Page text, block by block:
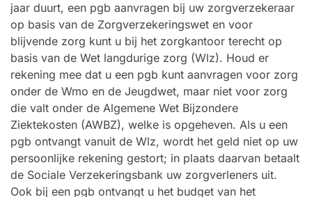
jaar duurt, een pgb aanvragen bij uw zorgverzekeraar
op basis van de Zorgverzekeringswet en voor
blijvende zorg kunt u bij het zorgkantoor terecht op
basis van de Wet langdurige zorg (Wlz). Houd er
rekening mee dat u een pgb kunt aanvragen voor zorg
onder de Wmo en de Jeugdwet, maar niet voor zorg
die valt onder de Algemene Wet Bijzondere
Ziektekosten (AWBZ), welke is opgeheven. Als u een
pgb ontvangt vanuit de Wlz, wordt het geld niet op uw
persoonlijke rekening gestort; in plaats daarvan betaalt
de Sociale Verzekeringsbank uw zorgverleners uit.
Ook bij een pgb ontvangt u het budget van het